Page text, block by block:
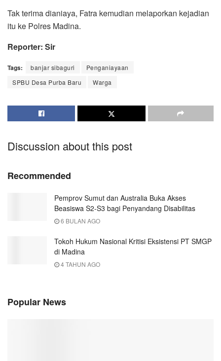
Tak terima dianiaya, Fatra kemudian melaporkan kejadian
itu ke Polres Madina.
Reporter: Sir
Tags: banjar sibaguri
Penganiayaan
SPBU Desa Purba Baru
Warga
Discussion about this post
Recommended
Pemprov Sumut dan Australia Buka Akses
Beasiswa S2-S3 bagi Penyandang Disabilitas
6 BULAN AGO
Tokoh Hukum Nasional Kritisi Eksistensi PT SMGP
di Madina
4 TAHUN AGO
Popular News